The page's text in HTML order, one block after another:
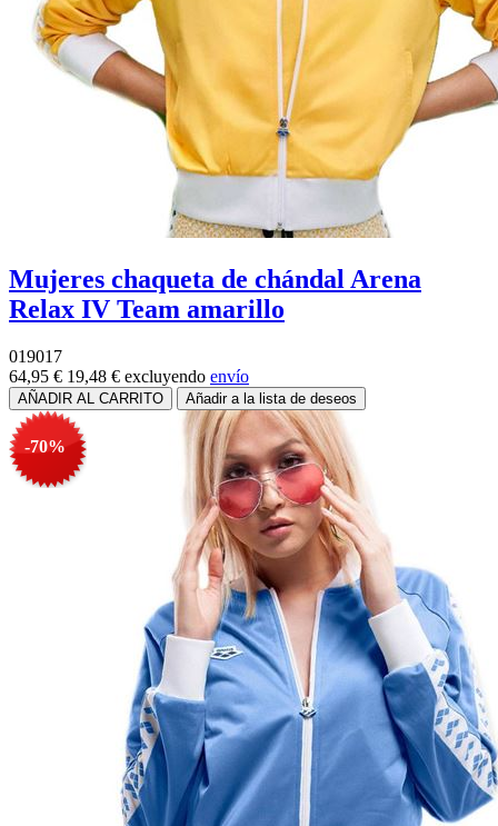
Mujeres chaqueta de chándal Arena
Relax IV Team amarillo
019017
64,95 € 19,48 € excluyendo envío
-70%